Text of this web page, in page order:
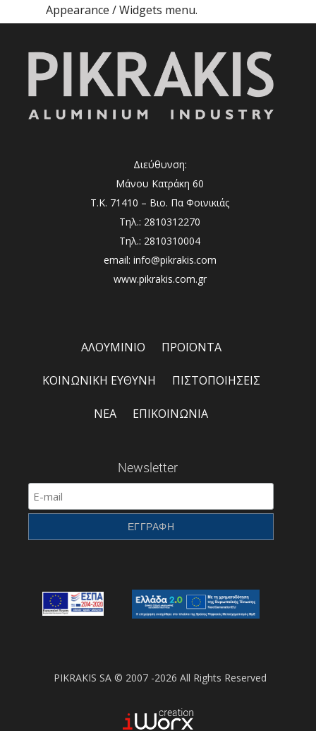
Appearance / Widgets menu.
Διεύθυνση:
Μάνου Κατράκη 60
Τ.Κ. 71410 – Βιο. Πα Φοινικιάς
Τηλ.: 2810312270
Τηλ.: 2810310004
email: info@pikrakis.com
www.pikrakis.com.gr
ΑΛΟΥΜΙΝΙΟ ΠΡΟΪΟΝΤΑ
ΚΟΙΝΩΝΙΚΗ ΕΥΘΥΝΗ ΠΙΣΤΟΠΟΙΗΣΕΙΣ
ΝΕΑ ΕΠΙΚΟΙΝΩΝΙΑ
Newsletter
PIKRAKIS SA © 2007 -2026 All Rights Reserved